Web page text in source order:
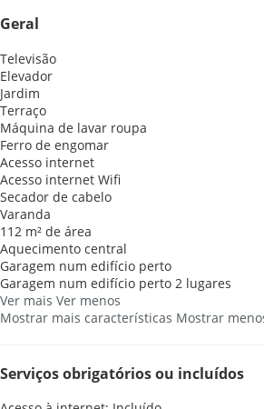
Geral
Televisão
Elevador
Jardim
Terraço
Máquina de lavar roupa
Ferro de engomar
Acesso internet
Acesso internet Wifi
Secador de cabelo
Varanda
112 m² de área
Aquecimento central
Garagem num edifício perto
Garagem num edifício perto 2 lugares
Ver mais Ver menos
Mostrar mais características Mostrar
Serviços obrigatórios ou incluídos